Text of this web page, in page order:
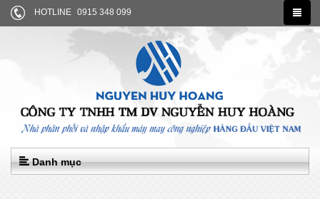
HOTLINE 0915 348 099
Danh mục